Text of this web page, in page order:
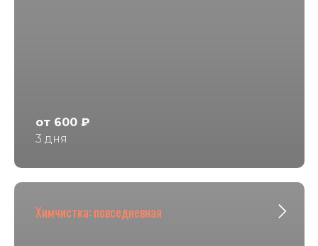
от 600 ₽
3 дня
Химчистка: повседневная